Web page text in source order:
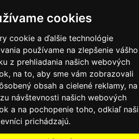
cookies
cookie a ďalšie technológie
používame na zlepšenie vášho
z prehliadania našich webových
na to, aby sme vám zobrazovali
obsah a cielené reklamy, na
návštevnosti našich webových
a na pochopenie toho, odkiaľ naši
prichádzajú.
TZB Produkt © 2017